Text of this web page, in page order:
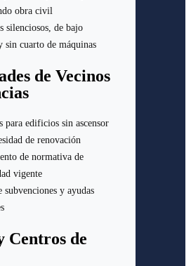
obra civil
silenciosos, de bajo
sin cuarto de máquinas
de Vecinos
para edificios sin ascensor
de renovación
de normativa de
vigente
subvenciones y ayudas
Centros de